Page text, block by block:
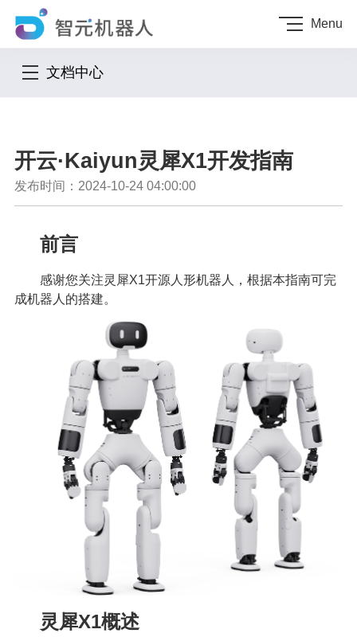
Menu
文档中心
开云·Kaiyun灵犀X1开发指南
发布时间：2024-10-24 04:00:00
前言
感谢您关注灵犀X1开源人形机器人，根据本指南可完
成机器人的搭建。
灵犀X1概述